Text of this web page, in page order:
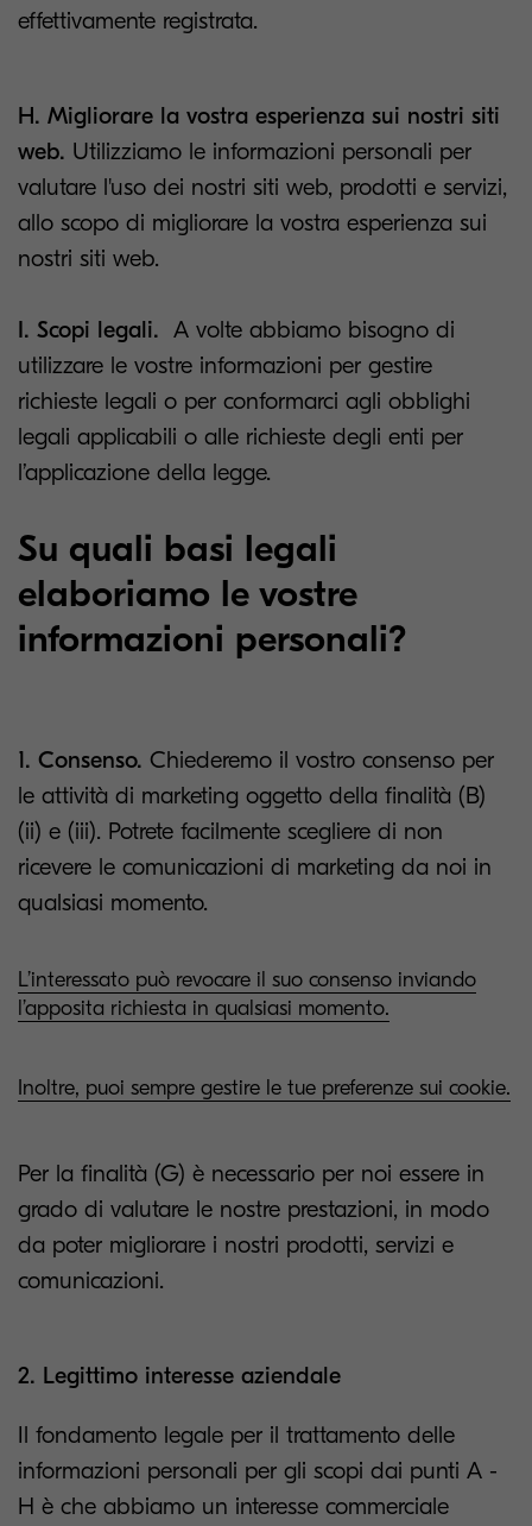
effettivamente registrata.
H. Migliorare la vostra esperienza sui nostri siti
web. Utilizziamo le informazioni personali per
valutare l'uso dei nostri siti web, prodotti e servizi,
allo scopo di migliorare la vostra esperienza sui
nostri siti web.
I. Scopi legali. A volte abbiamo bisogno di
utilizzare le vostre informazioni per gestire
richieste legali o per conformarci agli obblighi
legali applicabili o alle richieste degli enti per
l’applicazione della legge.
Su quali basi legali
elaboriamo le vostre
informazioni personali?
1. Consenso. Chiederemo il vostro consenso per
le attività di marketing oggetto della finalità (B)
(ii) e (iii). Potrete facilmente scegliere di non
ricevere le comunicazioni di marketing da noi in
qualsiasi momento.
L’interessato può revocare il suo consenso inviando
l’apposita richiesta in qualsiasi momento.
Inoltre, puoi sempre gestire le tue preferenze sui cookie.
Per la finalità (G) è necessario per noi essere in
grado di valutare le nostre prestazioni, in modo
da poter migliorare i nostri prodotti, servizi e
comunicazioni.
2. Legittimo interesse aziendale
Il fondamento legale per il trattamento delle
informazioni personali per gli scopi dai punti A -
H è che abbiamo un interesse commerciale